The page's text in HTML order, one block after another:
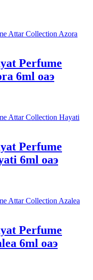
Perfume
6ml оаэ
Perfume
6ml оаэ
Perfume
6ml оаэ